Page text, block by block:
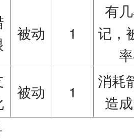
被动 1
有
记，
被动 1
消耗
造